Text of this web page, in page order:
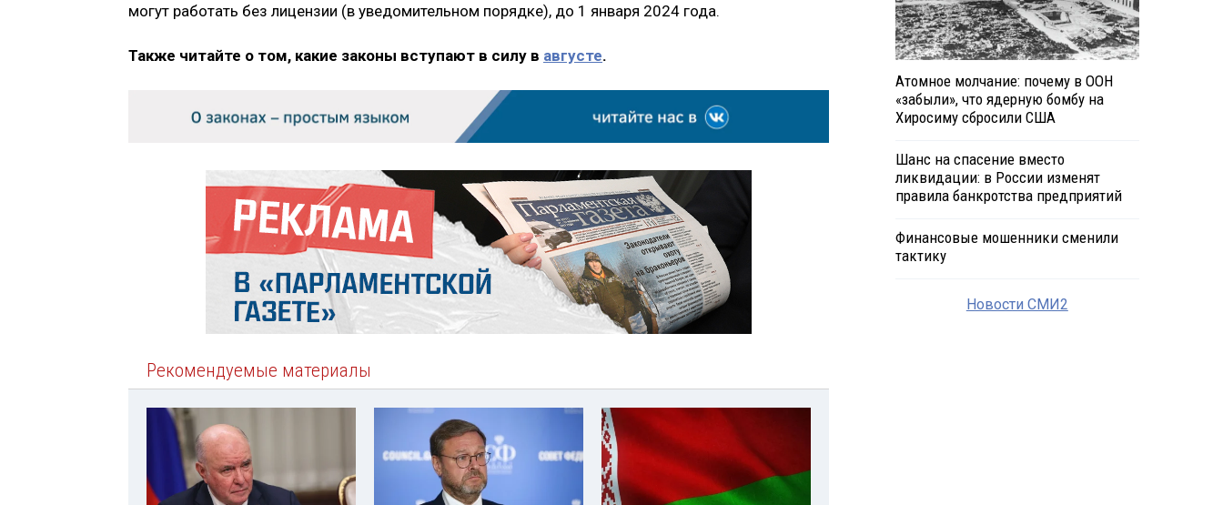
могут работать без лицензии (в уведомительном порядке), до 1 января 2024 года.
Также читайте о том, какие законы вступают в силу в августе.
Рекомендуемые материалы
Атомное молчание: почему в ООН
«забыли», что ядерную бомбу на
Хиросиму сбросили США
Шанс на спасение вместо
ликвидации: в России изменят
правила банкротства предприятий
Финансовые мошенники сменили
тактику
Новости СМИ2